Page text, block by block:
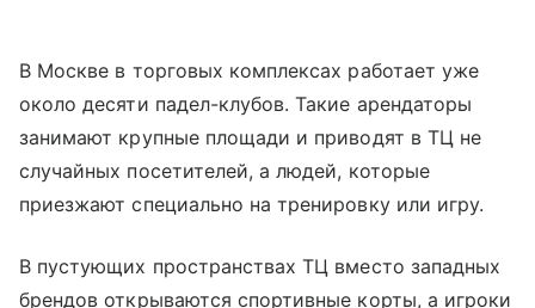
В Москве в торговых комплексах работает уже
около десяти падел-клубов. Такие арендаторы
занимают крупные площади и приводят в ТЦ не
случайных посетителей, а людей, которые
приезжают специально на тренировку или игру.
В пустующих пространствах ТЦ вместо западных
брендов открываются спортивные корты, а игроки